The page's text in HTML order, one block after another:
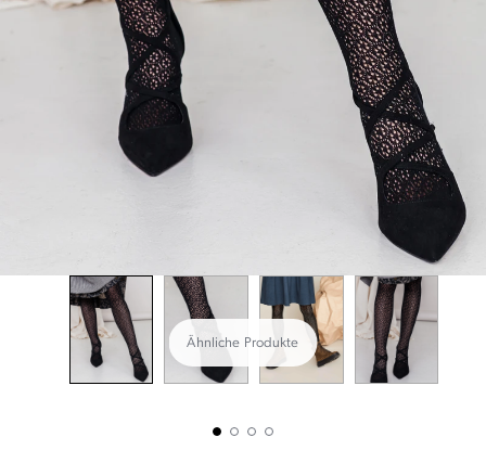
Ähnliche Produkte